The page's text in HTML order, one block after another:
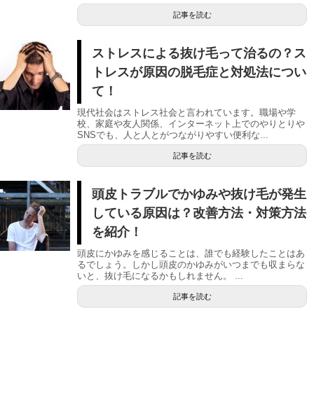
記事を読む
ストレスによる抜け毛って治るの？ス
トレスが原因の脱毛症と対処法につい
て！
現代社会はストレス社会と言われています。職場や学
校、家庭や友人関係、インターネット上でのやりとりや
SNSでも、人と人とがつながりやすい便利な...
記事を読む
頭皮トラブルでかゆみや抜け毛が発生
している原因は？改善方法・対策方法
を紹介！
頭皮にかゆみを感じることは、誰でも経験したことはあ
るでしょう。しかし頭皮のかゆみがいつまでも収まらな
いと、抜け毛になるかもしれません。 ...
記事を読む